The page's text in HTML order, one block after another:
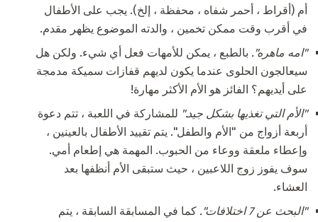
أم (أقراط ، أحمر شفاه ، محفظة ، إلخ). يجب على الأطفال
في أقرب وقت ممكن تخمين ، والدته الموضوع يظهر مقدم.
"امه ماهره". بالطبع ، يمكن للأمهات فعل أي شيء. ولكن هل
سيعالجون الحلوى عندما يكون لديهم قفازات سميكة مدمجة
على أيديهم؟ الفائز هو الأم الأكثر مهارة!
"الأم التي تغذيها بشكل جيد." للمشاركة في اللعبة ، تتم دعوة
أربعة أزواج من "الأم والطفل". يتم تقييد الأطفال بالعينين ،
وإعطاء ملعقة ووعاء من الحبوب. المهمة هي إطعام أمي.
سوف يفوز زوج اللاعبين ، حيث ستبقى الأم أنظفها بعد
العشاء.
"البحث عن 7 اختلافات".
كما في المسابقة السابقة ، يتم